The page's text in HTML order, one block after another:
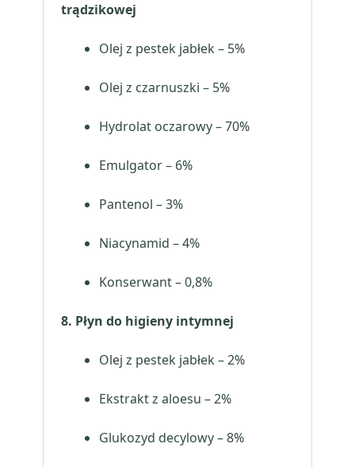
trądzikowej
Olej z pestek jabłek – 5%
Olej z czarnuszki – 5%
Hydrolat oczarowy – 70%
Emulgator – 6%
Pantenol – 3%
Niacynamid – 4%
Konserwant – 0,8%
8. Płyn do higieny intymnej
Olej z pestek jabłek – 2%
Ekstrakt z aloesu – 2%
Glukozyd decylowy – 8%